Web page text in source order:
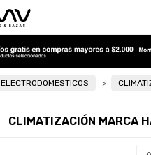
ELECTRODOMESTICOS
CLIMATIZACIÓN MARCA